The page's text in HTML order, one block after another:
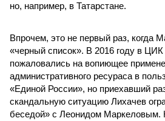
но, например, в Татарстане.
Впрочем, это не первый раз, когда
«черный список». В 2016 году в
пожаловались на вопиющее
административного ресураса в
«Единой России», но приехавший
скандальную ситуацию Лихачев
беседой» с Леонидом Маркеловым.